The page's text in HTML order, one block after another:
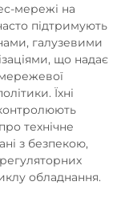
мережі на
підтримують
галузевими
що надає
мережевої
Їхні
технічне
з безпекою,
обладнання.